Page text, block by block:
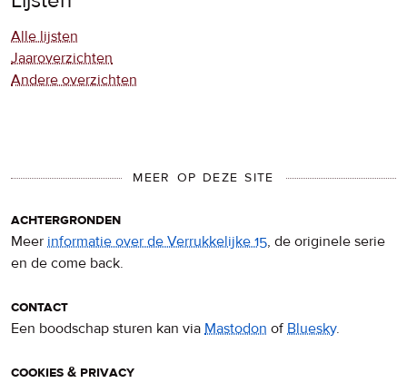
Alle lijsten
Jaaroverzichten
Andere overzichten
MEER OP DEZE SITE
achtergronden
Meer informatie over de Verrukkelijke 15, de originele serie
en de come back.
contact
Een boodschap sturen kan via Mastodon ofBluesky.
cookies & privacy